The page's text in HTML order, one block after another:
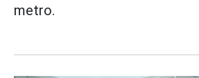
metro.